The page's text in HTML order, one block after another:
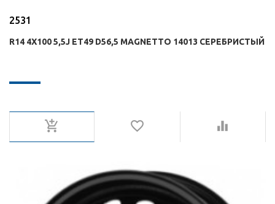
2531
R14 4X100 5,5J ET49 D56,5 MAGNETTO 14013 СЕРЕБРИСТЫЙ